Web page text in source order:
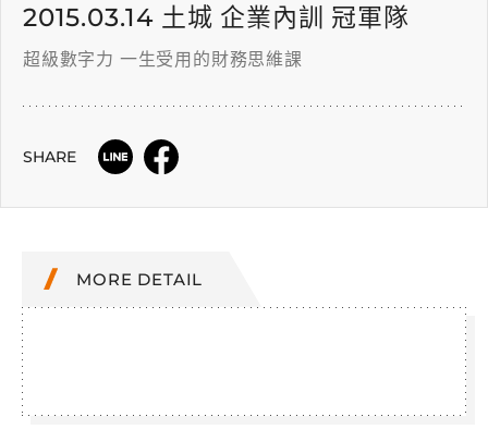
2015.03.14 土城 企業內訓 冠軍隊
超級數字力 一生受用的財務思維課
SHARE
MORE DETAIL